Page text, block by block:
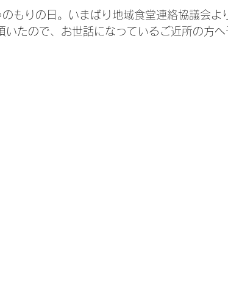
もりの日。いまばり地域食堂連絡協議会よ
いたので、お世話になっているご近所の方へ